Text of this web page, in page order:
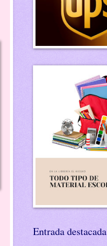
Entrada destacada